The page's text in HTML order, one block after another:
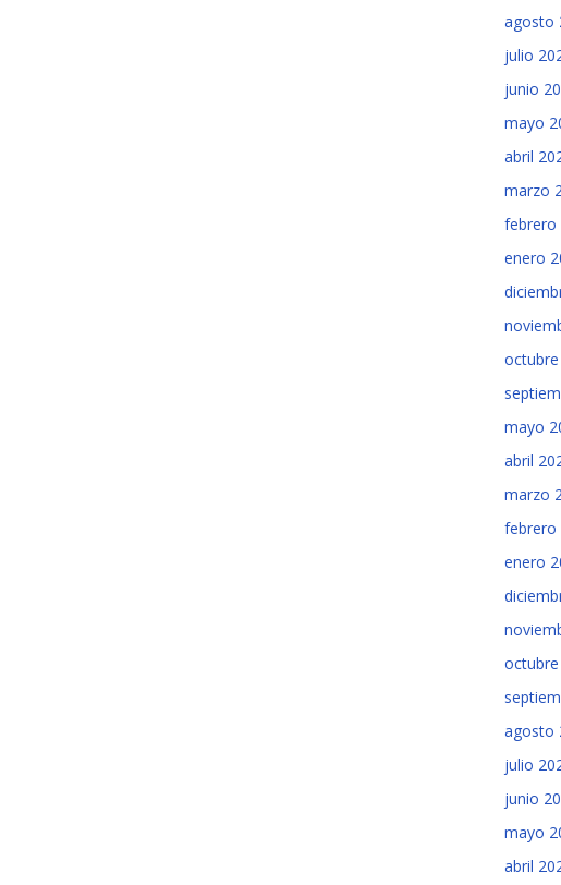
agosto
julio
junio
mayo
abril
marzo
febrero
enero
mayo
abril
marzo
febrero
enero
agosto
julio
junio
mayo
abril